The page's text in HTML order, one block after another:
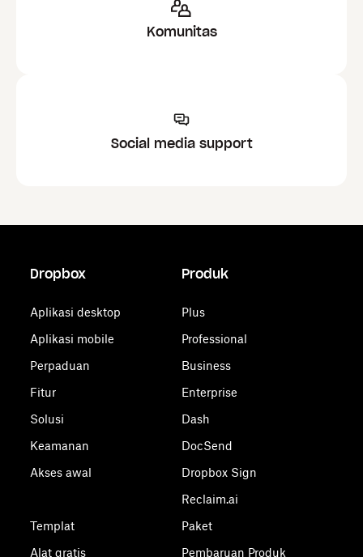
Komunitas
Social media support
Dropbox
Aplikasi desktop
Aplikasi mobile
Perpaduan
Fitur
Solusi
Keamanan
Akses awal
Templat
Alat gratis
Produk
Plus
Professional
Business
Enterprise
Dash
DocSend
Dropbox Sign
Reclaim.ai
Paket
Pembaruan Produk